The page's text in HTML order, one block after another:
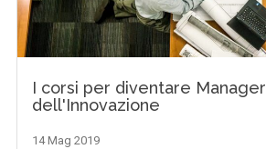
I corsi per diventare Manager
dell'Innovazione
14 Mag 2019